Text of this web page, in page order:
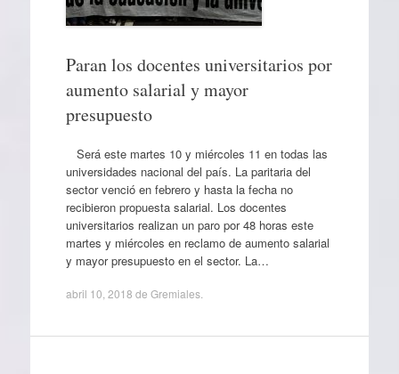
Paran los docentes universitarios por
aumento salarial y mayor
presupuesto
Será este martes 10 y miércoles 11 en todas las
universidades nacional del país. La paritaria del
sector venció en febrero y hasta la fecha no
recibieron propuesta salarial. Los docentes
universitarios realizan un paro por 48 horas este
martes y miércoles en reclamo de aumento salarial
y mayor presupuesto en el sector. La…
abril 10, 2018 de Gremiales.